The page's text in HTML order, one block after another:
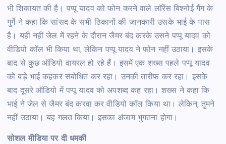
भी शिकायत की है। पप्पू यादव को फोन करने वाले लॉरेंस बिश्नोई गैंग के
गुर्गे ने कहा कि सांसद के सभी ठिकानों की जानकारी उसके भाई के पास
है। यही नहीं जेल में रहने के दौरान जैमर बंद करके उसने पप्पू यादव को
वीडियो कॉल भी किया था, लेकिन पप्पू यादव ने फोन नहीं उठाया। इसके
बाद से कुछ ऑडियो वायरल हो रहे हैं। इसमें एक शख्स पहले पप्पू यादव
को बड़े भाई कहकर संबोधित कर रहा। उनकी तारीफ कर रहा। इसके
बाद दूसरे ऑडियो में पप्पू यादव को अपशब्द कह रहा। शख्स ने कहा कि
भाई ने जेल से जैमर बंद करवा कर वीडियो कॉल किया था। लेकिन, तुमने
नहीं उठाया। यह गलत किया। इसका अंजाम भुगतना होगा।
सोशल मीडिया पर दी धमकी